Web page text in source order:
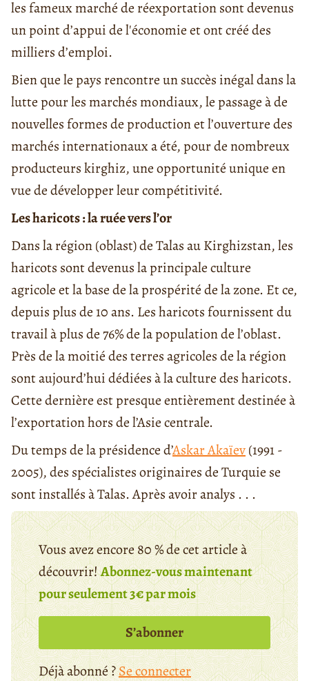
les fameux marché de réexportation sont devenus
un point d’appui de l'économie et ont créé des
milliers d’emploi.
Bien que le pays rencontre un succès inégal dans la
lutte pour les marchés mondiaux, le passage à de
nouvelles formes de production et l’ouverture des
marchés internationaux a été, pour de nombreux
producteurs kirghiz, une opportunité unique en
vue de développer leur compétitivité.
Les haricots : la ruée vers l’or
Dans la région (oblast) de Talas au Kirghizstan, les
haricots sont devenus la principale culture
agricole et la base de la prospérité de la zone. Et ce,
depuis plus de 10 ans. Les haricots fournissent du
travail à plus de 76% de la population de l’oblast.
Près de la moitié des terres agricoles de la région
sont aujourd’hui dédiées à la culture des haricots.
Cette dernière est presque entièrement destinée à
l’exportation hors de l’Asie centrale.
Du temps de la présidence d’Askar Akaïev(1991 -
2005), des spécialistes originaires de Turquie se
sont installés à Talas. Après avoir analys . . .
Vous avez encore 80 % de cet article à
découvrir!Abonnez-vous maintenant
pour seulement 3€ par mois
S’abonner
Déjà abonné ?Se connecter